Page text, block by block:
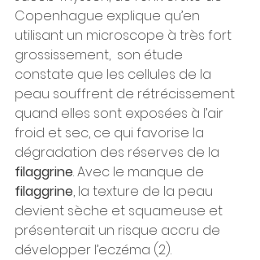
Copenhague explique qu’en
utilisant un microscope à très fort
grossissement,  son étude
constate que les cellules de la
peau souffrent de rétrécissement
quand elles sont exposées à l’air
froid et sec, ce qui favorise la
dégradation des réserves de la
filaggrine. Avec le manque de
filaggrine, la texture de la peau
devient sèche et squameuse et
présenterait un risque accru de
développer l’eczéma (2).